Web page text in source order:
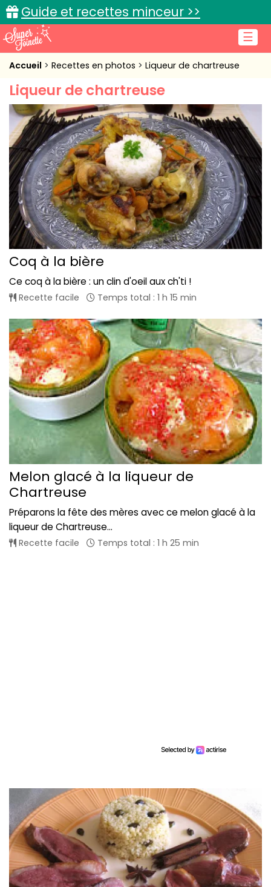
☰
Guide et recettes minceur >>
Accueil
Recettes de cuisine
Cuisine pratique
L'actu cuisine
Connexion
Accueil Recettes en photos Liqueur de chartreuse
Liqueur de chartreuse
Coq à la bière
Ce coq à la bière : un clin d'oeil aux ch'ti !
Recette facile Temps total : 1 h 15 min
Melon glacé à la liqueur de
Chartreuse
Préparons la fête des mères avec ce melon glacé à la
liqueur de Chartreuse...
Recette facile Temps total : 1 h 25 min